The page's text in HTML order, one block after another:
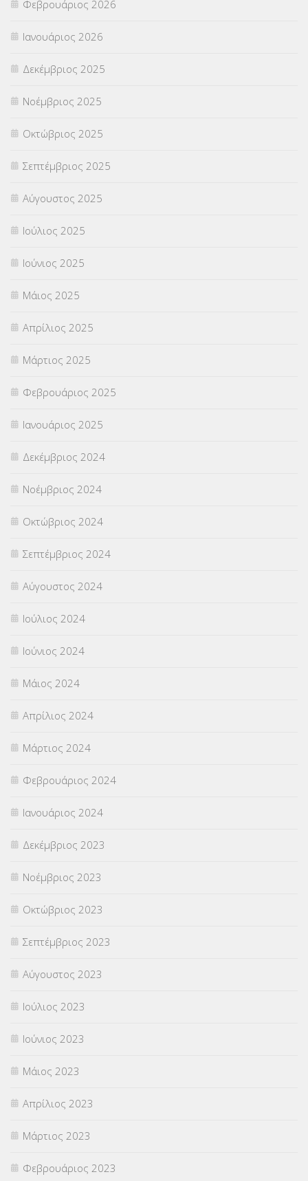
Φεβρουάριος 2026
Ιανουάριος 2026
Δεκέμβριος 2025
Νοέμβριος 2025
Οκτώβριος 2025
Σεπτέμβριος 2025
Αύγουστος 2025
Ιούλιος 2025
Ιούνιος 2025
Μάιος 2025
Απρίλιος 2025
Μάρτιος 2025
Φεβρουάριος 2025
Ιανουάριος 2025
Δεκέμβριος 2024
Νοέμβριος 2024
Οκτώβριος 2024
Σεπτέμβριος 2024
Αύγουστος 2024
Ιούλιος 2024
Ιούνιος 2024
Μάιος 2024
Απρίλιος 2024
Μάρτιος 2024
Φεβρουάριος 2024
Ιανουάριος 2024
Δεκέμβριος 2023
Νοέμβριος 2023
Οκτώβριος 2023
Σεπτέμβριος 2023
Αύγουστος 2023
Ιούλιος 2023
Ιούνιος 2023
Μάιος 2023
Απρίλιος 2023
Μάρτιος 2023
Φεβρουάριος 2023